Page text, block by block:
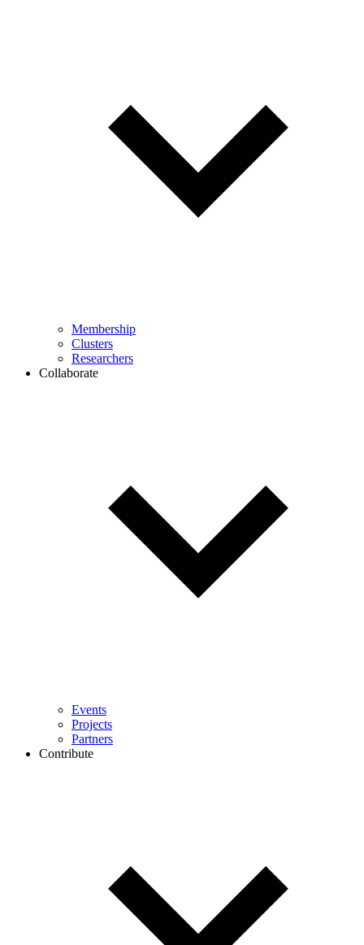
Membership
Clusters
Researchers
Collaborate
Events
Projects
Partners
Contribute